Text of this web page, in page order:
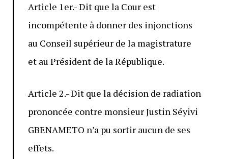
Article 1er.- Dit que la Cour est
incompétente à donner des injonctions
au Conseil supérieur de la magistrature
et au Président de la République.
Article 2.- Dit que la décision de radiation
prononcée contre monsieur Justin Séyivi
GBENAMETO n’a pu sortir aucun de ses
effets.